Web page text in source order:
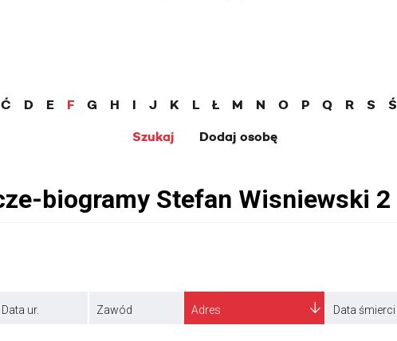
Ć D E F G H I J K L Ł M N O P Q R S Ś
Szukaj
Dodaj osobę
Data ur. Zawód Adres Data śmierci